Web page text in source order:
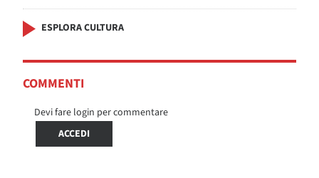
ESPLORA CULTURA
COMMENTI
Devi fare login per commentare
ACCEDI